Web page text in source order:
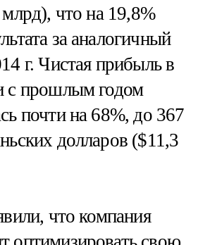
что на 19,8%
за аналогичный
г. Чистая прибыль в
с прошлым годом
почти на 68%, до 367
долларов ($11,3
что компания